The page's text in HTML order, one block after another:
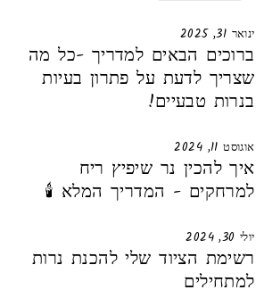
ינואר 31, 2025
ברוכים הבאים למדריך -כל מה
שצריך לדעת על פתרון בעיות
בנרות טבעיים!
אוגוסט 11, 2024
איך להכין נר שיפיץ ריח
למרחקים - המדריך המלא 🕯️
יולי 30, 2024
רשימת הציוד שלי להכנת נרות
למתחילים